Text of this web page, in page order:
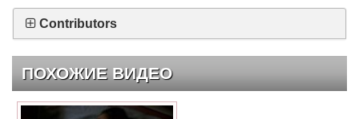
Contributors
ПОХОЖИЕ ВИДЕО